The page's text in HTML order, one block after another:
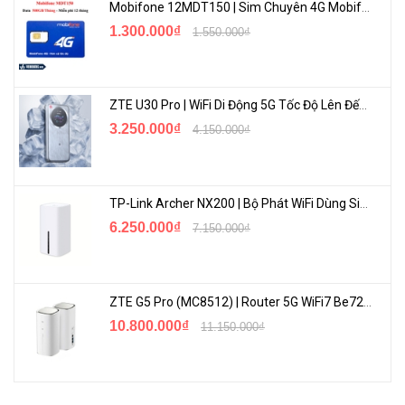
ASUS AiCloud luôn giúp bạn kết nối với dữ liệu của mình ở bất cứ
đâu và bất cứ khi nào bạn có một kết nối internet. Nó sẽ liên kết
truy cập dịch vụ thông qua ứng dụng di động AiCloud trên điện
thoại thông minh iOS hoặc Android của bạn hoặc qua một URL cá
nhân trong trình duyệt Web. Còn tốt hơn thế nữa, chức năng Đồng
bộ Bộ phát sóng cho phép bạn đồng bộ dữ liệu của mình với các
khác - mọi thứ đơn giản chỉ như việc chọn một thư mục đồng bộ
hóa mà. Việc chia sẻ với bạn bè và người thân giờ đây đã dễ dàng
hơn bao giờ hết!
1.300.000₫ 1.550.000₫
ZTE U30 Pro | WiFi Di Động 5G Tốc Độ Lên Đến 500Mbps, Màn Hình Cảm Ứng
3.250.000₫ 4.150.000₫
6.250.000₫ 7.150.000₫
10.800.000₫ 11.150.000₫